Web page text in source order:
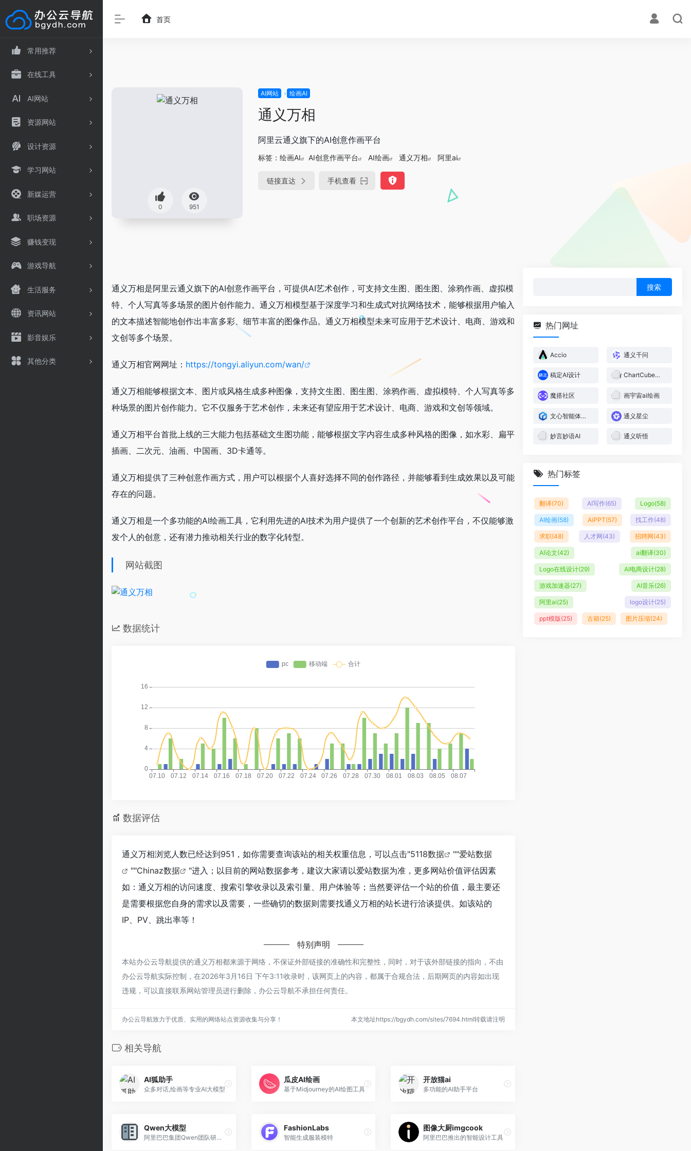
常用推荐
在线工具
AI网站
资源网站
设计资源
学习网站
新媒运营
职场资源
赚钱变现
游戏导航
生活服务
资讯网站
影音娱乐
其他分类
首页
0 951
AI网站 绘画AI
通义万相
阿里云通义旗下的AI创意作画平台
标签： 绘画AI AI创意作画平台 AI绘画 通义万相 阿里ai
链接直达 手机查看
通义万相是阿里云通义旗下的AI创意作画平台，可提供AI艺术创作，可支持文生图、图生图、涂鸦作画、虚拟模
特、个人写真等多场景的图片创作能力。通义万相模型基于深度学习和生成式对抗网络技术，能够根据用户输入
的文本描述智能地创作出丰富多彩、细节丰富的图像作品。通义万相模型未来可应用于艺术设计、电商、游戏和
文创等多个场景。
通义万相官网网址： https://tongyi.aliyun.com/wan/
通义万相能够根据文本、图片或风格生成多种图像，支持文生图、图生图、涂鸦作画、虚拟模特、个人写真等多
种场景的图片创作能力。它不仅服务于艺术创作，未来还有望应用于艺术设计、电商、游戏和文创等领域。
通义万相平台首批上线的三大能力包括基础文生图功能，能够根据文字内容生成多种风格的图像，如水彩、扁平
插画、二次元、油画、中国画、3D卡通等。
通义万相提供了三种创意作画方式，用户可以根据个人喜好选择不同的创作路径，并能够看到生成效果以及可能
存在的问题。
通义万相是一个多功能的AI绘画工具，它利用先进的AI技术为用户提供了一个创新的艺术创作平台，不仅能够激
发个人的创意，还有潜力推动相关行业的数字化转型。
网站截图
数据统计
数据评估
通义万相浏览人数已经达到951，如你需要查询该站的相关权重信息，可以点击"5118数据 ""爱站数据
""Chinaz数据
"进入；以目前的网站数据参考，建议大家请以爱站数据为准，更多网站价值评估因素
如：通义万相的访问速度、搜索引擎收录以及索引量、用户体验等；当然要评估一个站的价值，最主要还
是需要根据您自身的需求以及需要，一些确切的数据则需要找通义万相的站长进行洽谈提供。如该站的
IP、PV、跳出率等！
特别声明
本站办公云导航提供的通义万相都来源于网络，不保证外部链接的准确性和完整性，同时，对于该外部链接的指向，不由
办公云导航实际控制，在2026年3月16日 下午3:11收录时，该网页上的内容，都属于合规合法，后期网页的内容如出现
违规，可以直接联系网站管理员进行删除，办公云导航不承担任何责任。
办公云导航致力于优质、实用的网络站点资源收集与分享！ 本文地址https://bgydh.com/sites/7694.html转载请注明
相关导航
AI狐助手
众多对话,绘画等专业AI大模型
瓜皮AI绘画
基于Midjourney的AI绘图工具
开放猫ai
多功能的AI助手平台
Qwen大模型
阿里巴巴集团Qwen团队研发的大语言模型和大型多模态模型系列
FashionLabs
智能生成服装模特
图像大厨imgcook
阿里巴巴推出的智能设计工具
热门网址
Accio 通义千问
稿定AI设计 ChartCube图表魔方
魔搭社区 画宇宙ai绘画
文心智能体平台 通义星尘
妙言妙语AI 通义听悟
热门标签
翻译(70) AI写作(65) Logo(58)
AI绘画(58) AiPPT(57) 找工作(48)
求职(48) 人才网(43) 招聘网(43)
AI论文(42) ai翻译(30)
Logo在线设计(29) AI电商设计(28)
游戏加速器(27) AI音乐(26)
阿里ai(25) logo设计(25)
ppt模版(25) 古籍(25) 图片压缩(24)